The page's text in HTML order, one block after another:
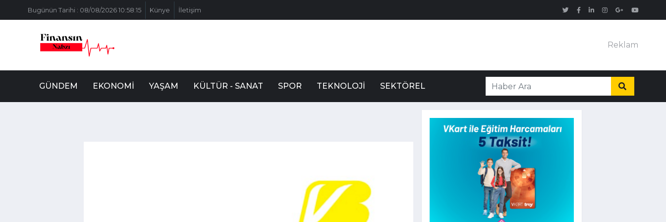
Bugünün Tarihi : 08/08/2026 10:58:15 Künye İletişim
Reklam
GÜNDEM EKONOMI YAŞAM KÜLTÜR - SANAT SPOR TEKNOLOJI SEKTÖREL